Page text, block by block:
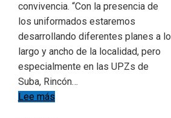
convivencia. “Con la presencia de
los uniformados estaremos
desarrollando diferentes planes a lo
largo y ancho de la localidad, pero
especialmente en las UPZs de
Suba, Rincón…
Lee más